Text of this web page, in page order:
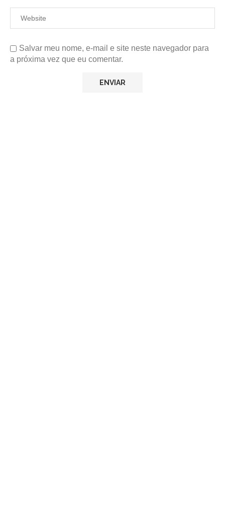
Salvar meu nome, e-mail e site neste navegador para
a próxima vez que eu comentar.